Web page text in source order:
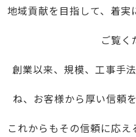
地域貢献を目指して、着実
ご覧く
創業以来、規模、工事手
ね、お客様から厚い信頼
これからもその信頼に応